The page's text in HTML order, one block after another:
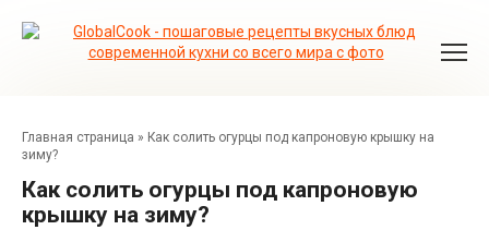
Главная страница » Как солить огурцы под капроновую крышку на
зиму?
Как солить огурцы под капроновую
крышку на зиму?